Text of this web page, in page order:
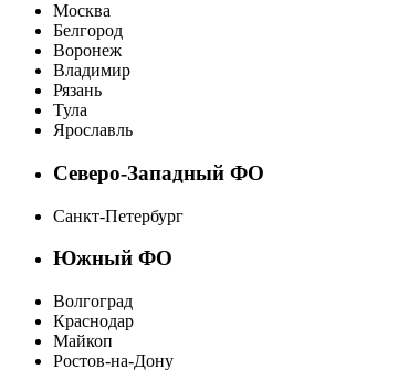
Москва
Белгород
Воронеж
Владимир
Рязань
Тула
Ярославль
Северо-Западный ФО
Санкт-Петербург
Южный ФО
Волгоград
Краснодар
Майкоп
Ростов-на-Дону